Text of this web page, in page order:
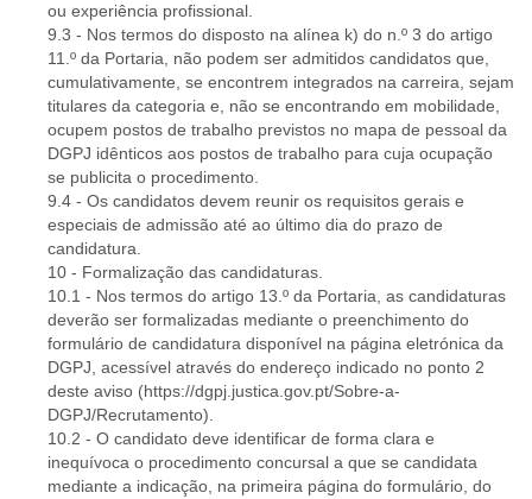
ou experiência profissional.
9.3 - Nos termos do disposto na alínea k) do n.º 3 do artigo
11.º da Portaria, não podem ser admitidos candidatos que,
cumulativamente, se encontrem integrados na carreira, sejam
titulares da categoria e, não se encontrando em mobilidade,
ocupem postos de trabalho previstos no mapa de pessoal da
DGPJ idênticos aos postos de trabalho para cuja ocupação
se publicita o procedimento.
9.4 - Os candidatos devem reunir os requisitos gerais e
especiais de admissão até ao último dia do prazo de
candidatura.
10 - Formalização das candidaturas.
10.1 - Nos termos do artigo 13.º da Portaria, as candidaturas
deverão ser formalizadas mediante o preenchimento do
formulário de candidatura disponível na página eletrónica da
DGPJ, acessível através do endereço indicado no ponto 2
deste aviso (https://dgpj.justica.gov.pt/Sobre-a-
DGPJ/Recrutamento).
10.2 - O candidato deve identificar de forma clara e
inequívoca o procedimento concursal a que se candidata
mediante a indicação, na primeira página do formulário, do